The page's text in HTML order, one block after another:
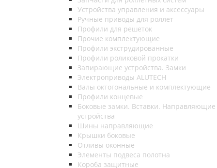
Устройства управления и аксессуары
Ручные приводы для роллет
Профили для решеток
Прочие комплектующие
Профили экструдированные
Профили роликовой прокатки
Запирающие устройства. Замки
Электроприводы ALUTECH
Валы октогональные и комплектующие
Профили концевые
Боковые замки. Вставки. Направляющие
устройства
Шины направляющие
Крышки боковые
Отливы оконные
Элементы подвеса полотна
Короба защитные